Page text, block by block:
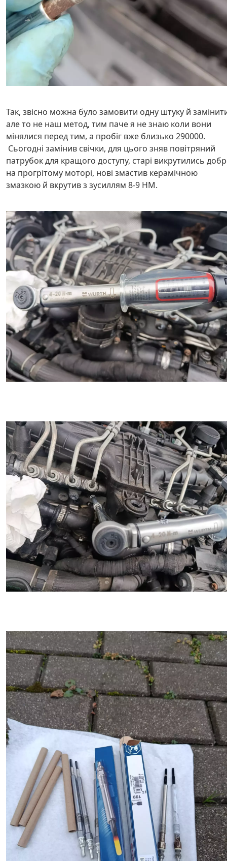
Так, звісно можна було замовити одну штуку й
але то не наш метод, тим паче я не знаю коли вони
мінялися перед тим, а пробіг вже близько 290000.
Сьогодні замінив свічки, для цього зняв повітряний
патрубок для кращого доступу, старі викрутились
на прогрітому моторі, нові змастив керамічною
змазкою й вкрутив з зусиллям 8-9 НМ.